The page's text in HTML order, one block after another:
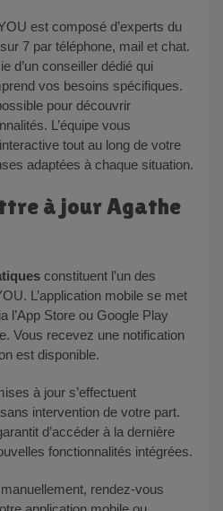
est composé d’experts du
7 par téléphone, mail et chat.
d’un conseiller dédié qui
vos besoins spécifiques.
pour découvrir
L’équipe vous
tout au long de votre
adaptées à chaque situation.
constituent l’un des
L’application mobile se met
l’App Store ou Google Play
Vous recevez une notification
est disponible.
intervention de votre part.
d’accéder à la dernière
fonctionnalités intégrées.